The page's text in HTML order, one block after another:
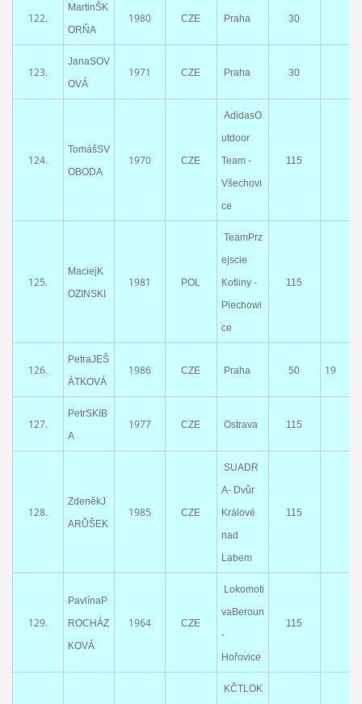
122.
MartinŠK
ORŇA
1980 CZE Praha 30
123.
JanaSOV
OVÁ
1971 CZE Praha 30
124.
TomášSV
OBODA
1970 CZE
AdidasO
utdoor
Team -
Všechovi
ce
115
125.
MaciejK
OZINSKI
1981 POL
TeamPrz
ejscie
Kotliny -
Piechowi
ce
115
126.
PetraJEŠ
ÁTKOVÁ
1986 CZE Praha 50 19
127.
PetrSKIB
A
1977 CZE Ostrava 115
128.
ZdeněkJ
ARŮŠEK
1985 CZE
SUADR
A- Dvůr
Králové
nad
Labem
115
129.
PavlínaP
ROCHÁZ
KOVÁ
1964 CZE
Lokomoti
vaBeroun
-
Hořovice
115
KČTLOK